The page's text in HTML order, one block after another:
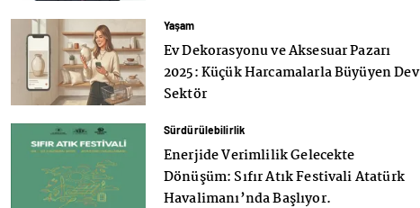
Yaşam
Ev Dekorasyonu ve Aksesuar Pazarı
2025: Küçük Harcamalarla Büyüyen Dev
Sektör
Sürdürülebilirlik
Enerjide Verimlilik Gelecekte
Dönüşüm: Sıfır Atık Festivali Atatürk
Havalimanı’nda Başlıyor.